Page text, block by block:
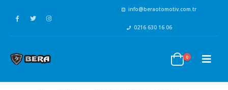
info@beraotomotiv.com.tr
0216 630 16 06
0